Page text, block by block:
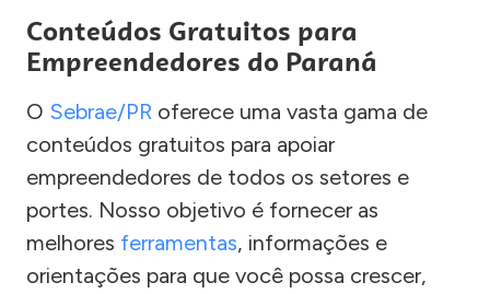
Conteúdos Gratuitos para
Empreendedores do Paraná
O Sebrae/PR oferece uma vasta gama de
conteúdos gratuitos para apoiar
empreendedores de todos os setores e
portes. Nosso objetivo é fornecer as
melhores ferramentas, informações e
orientações para que você possa crescer,